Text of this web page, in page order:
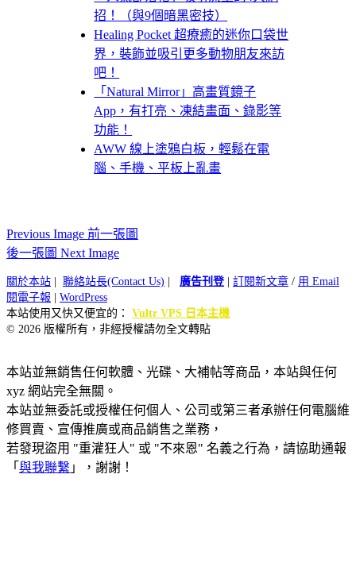
招！（與9個暗黑密技）
Healing Pocket 超療癒的迷你口袋世
界，裝飾並吸引更多動物朋友來訪
吧！
「Natural Mirror」高畫質鏡子
App，有打亮、凍結畫面、錄影等
功能！
AWW 線上塗鴉白板，輕鬆在電
腦、手機、平板上亂畫
Previous Image 前一張圖
後一張圖 Next Image
關於本站 聯絡站長(Contact Us) 廣告刊登| 訂閱新文章 / 用 Email
閱電子報
WordPress
本站使用又快又便宜的： Vultr VPS 日本主機
© 2026 版權所有，非經授權請勿全文轉貼
本站並無銷售任何軟體、光碟、大補帖等商品，本站與任何
xyz 網站完全無關。
本站並無委託或授權任何個人、公司或第三者承辦任何電腦維
修買賣、宣傳推廣或商品銷售之業務，
若發現盜用 "重灌狂人" 或 "不來恩" 名義之行為，請協助通報
「 與我聯繫 」，謝謝！